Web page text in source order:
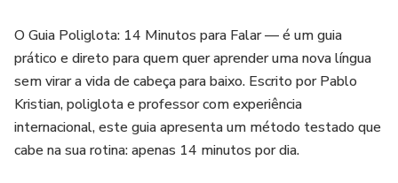
O Guia Poliglota: 14 Minutos para Falar — é um guia
prático e direto para quem quer aprender uma nova língua
sem virar a vida de cabeça para baixo. Escrito por Pablo
Kristian, poliglota e professor com experiência
internacional, este guia apresenta um método testado que
cabe na sua rotina: apenas 14 minutos por dia.